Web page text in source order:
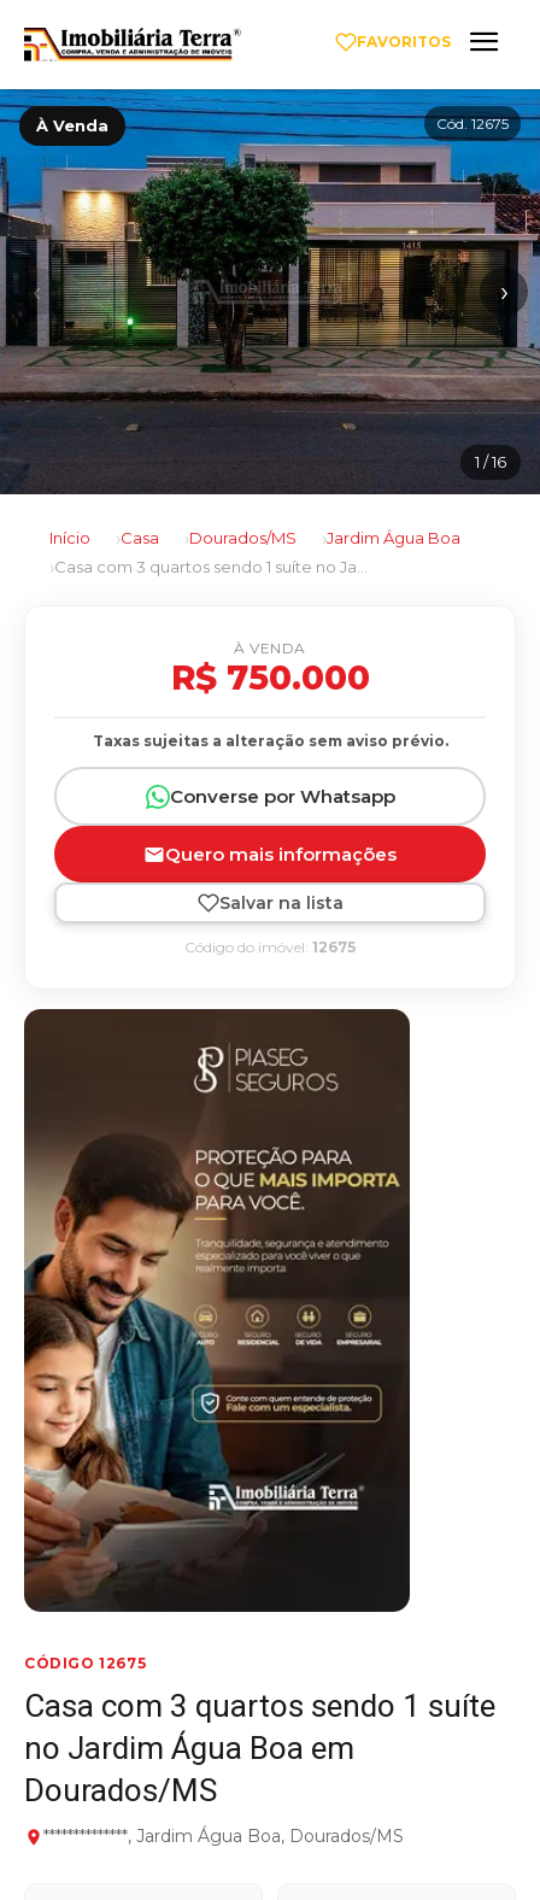
FAVORITOS
À Venda Cód. 12675
‹ ›
1 / 16
Início Casa Dourados/MS
Jardim Água Boa
CÓDIGO 12675
Casa com 3 quartos sendo 1 suíte
no Jardim Água Boa em
Dourados/MS
**************, Jardim Água Boa, Dourados/MS
À VENDA
R$ 750.000
Taxas sujeitas a alteração sem aviso prévio.
Converse por Whatsapp
Quero mais informações
Salvar na lista
Código do imóvel: 12675